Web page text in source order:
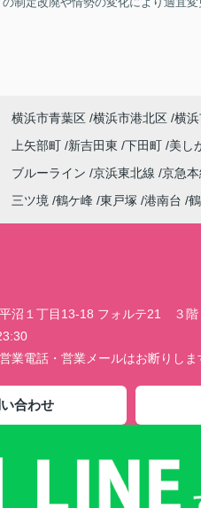
横浜市青葉区 横浜市港北区 横
上矢部町 新吉田東 下田町 美し
ブルーライン 京浜東北線 京急本
三ツ境 鶴ケ峰 東戸塚 港南台
沼１丁目13-18 フォルテ21 ３階
業電話・営業メールはお断りしま
合わせ